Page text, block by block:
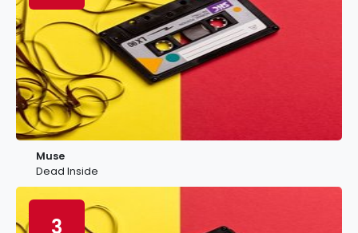
Muse
Dead Inside
3